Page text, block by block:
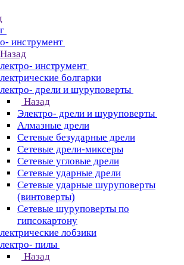
инструмент
Назад
инструмент
болгарки
дрели и шуруповерты
Назад
Электро- дрели и шуруповерты
Алмазные дрели
Сетевые безударные дрели
Сетевые дрели-миксеры
Сетевые угловые дрели
Сетевые ударные дрели
Сетевые ударные шуруповерты
(винтоверты)
Сетевые шуруповерты по
гипсокартону
лобзики
пилы
Назад